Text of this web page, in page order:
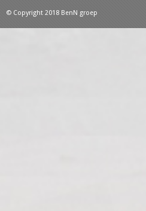
© Copyright 2018 BenN groep